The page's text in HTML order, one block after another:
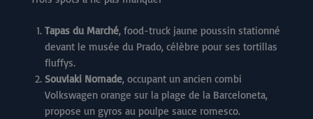
Tapas du Marché, food-truck jaune poussin stationné
devant le musée du Prado, célèbre pour ses tortillas
fluffys.
Souvlaki Nomade, occupant un ancien combi
Volkswagen orange sur la plage de la Barceloneta,
propose un gyros au poulpe sauce romesco.